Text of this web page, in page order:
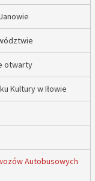
otwarty
Kultury w Iłowie
Autobusowych